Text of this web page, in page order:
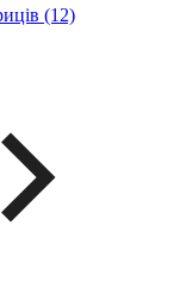
(12)